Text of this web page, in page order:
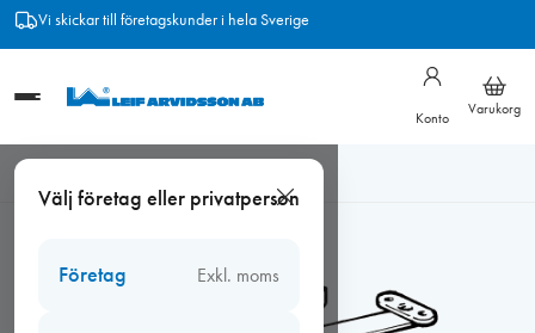
Hoppa
Frakt från 89 kr
Konto
Varukorg
Välj företag eller privatperson
Företag Exkl. moms
Fönsterbroms / dörrbroms